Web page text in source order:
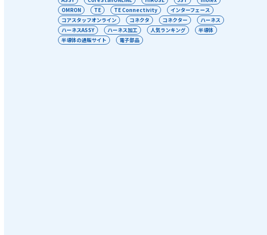
OMRON
TE TE Connectivity
インターフェース
コアスタッフオンライン
コネクタ コネクター
ハーネス
ハーネスASSY
ハーネス加工 人気ランキング
半導体
半導体の通販サイト
電子部品